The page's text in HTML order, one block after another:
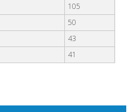
105
50
43
41